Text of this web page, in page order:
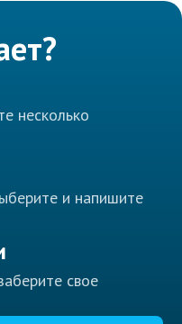
несколько
и напишите
свое